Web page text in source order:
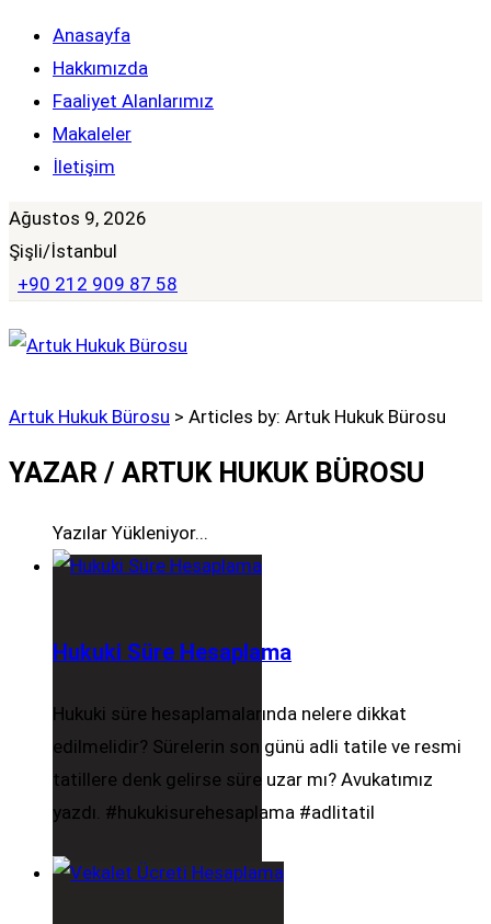
Anasayfa
Hakkımızda
Faaliyet Alanlarımız
Makaleler
İletişim
Ağustos 9, 2026
Şişli/İstanbul
+90 212 909 87 58
Artuk Hukuk Bürosu > Articles by: Artuk Hukuk Bürosu
YAZAR / ARTUK HUKUK BÜROSU
Yazılar Yükleniyor...
Hukuki Süre Hesaplama
Hukuki süre hesaplamalarında nelere dikkat
edilmelidir? Sürelerin son günü adli tatile ve resmi
tatillere denk gelirse süre uzar mı? Avukatımız
yazdı. #hukukisurehesaplama #adlitatil